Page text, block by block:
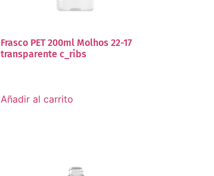
Frasco PET 200ml Molhos 22-17
transparente c_ribs
Añadir al carrito